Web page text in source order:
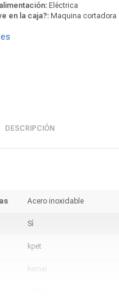
Eléctrica
en la caja?: Maquina cortadora
DESCRIPCIÓN
Acero inoxidable
Sí
kpet
kemei